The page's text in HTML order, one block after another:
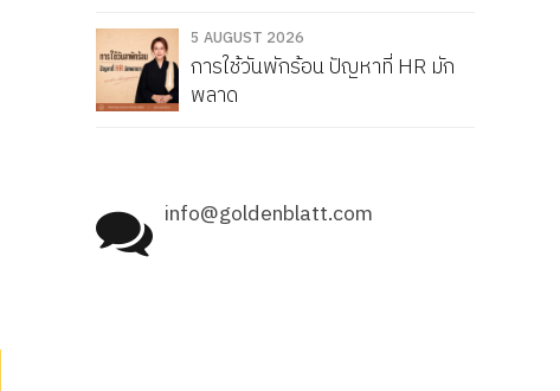
5 AUGUST 2026
การใช้วันพักร้อน ปัญหาที่ HR มัก
พลาด
info@goldenblatt.com